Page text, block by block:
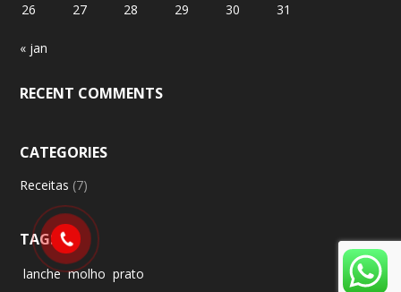
26
27 28 29 30 31
« jan
RECENT COMMENTS
CATEGORIES
Receitas (7)
TAGS
lanche molho prato